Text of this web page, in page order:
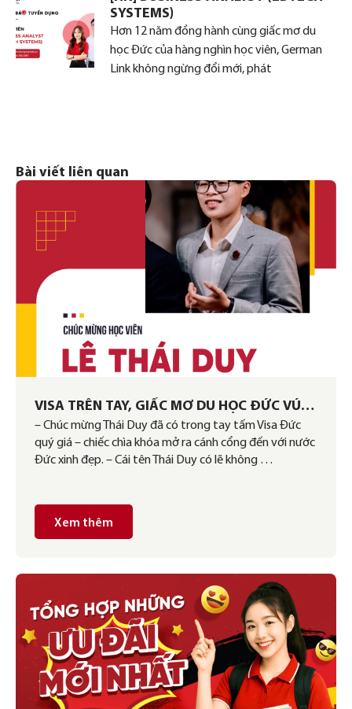
SYSTEMS)
Hơn 12 năm đồng hành cùng giấc mơ du
học Đức của hàng nghìn học viên, German
Link không ngừng đổi mới, phát
Bài viết liên quan
VISA TRÊN TAY, GIẤC MƠ DU HỌC ĐỨC VÚT
BAY
– Chúc mừng Thái Duy đã có trong tay tấm Visa Đức
quý giá – chiếc chìa khóa mở ra cánh cổng đến với nước
Đức xinh đẹp. – Cái tên Thái Duy có lẽ không …
Xem thêm